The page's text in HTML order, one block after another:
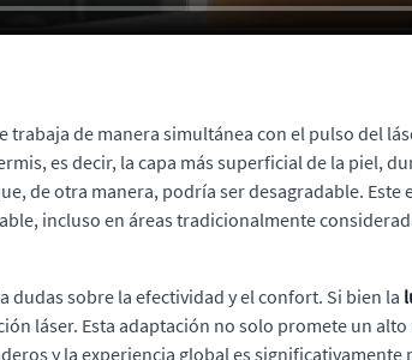
de manera simultánea con el pulso del
es decir, la capa más superficial de la piel,
de otra manera, podría ser desagradable.
incluso en áreas tradicionalmente
dudas sobre la efectividad y el confort. Si bien la
láser. Esta adaptación no solo promete un
y la experiencia global es significativamente